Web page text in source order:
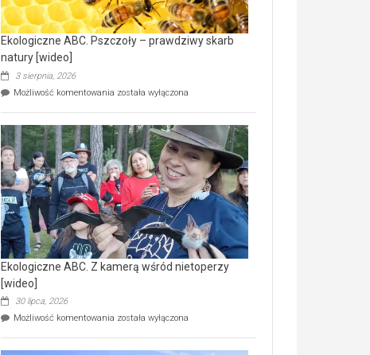
modernizację
oczyszczalni
ścieków
[wideo]
Ekologiczne ABC. Pszczoły – prawdziwy skarb
natury [wideo]
3 sierpnia, 2026
Możliwość komentowania Ekologiczne
–
prawdziwy
skarb
natury
[wideo]
została wyłączona
Ekologiczne ABC. Z kamerą wśród nietoperzy
[wideo]
30 lipca, 2026
Możliwość komentowania Ekologiczne
została wyłączona